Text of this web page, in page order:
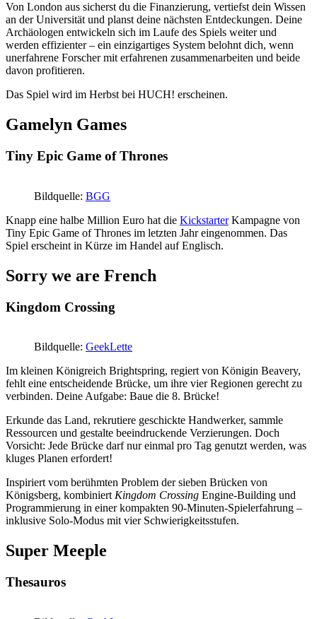
Von London aus sicherst du die Finanzierung, vertiefst dein Wissen
an der Universität und planst deine nächsten Entdeckungen. Deine
Archäologen entwickeln sich im Laufe des Spiels weiter und
werden effizienter – ein einzigartiges System belohnt dich, wenn
unerfahrene Forscher mit erfahrenen zusammenarbeiten und beide
davon profitieren.
Das Spiel wird im Herbst bei HUCH! erscheinen.
Gamelyn Games
Tiny Epic Game of Thrones
Bildquelle: BGG
Knapp eine halbe Million Euro hat die KickstarterKampagne von
Tiny Epic Game of Thrones im letzten Jahr eingenommen. Das
Spiel erscheint in Kürze im Handel auf Englisch.
Sorry we are French
Kingdom Crossing
Bildquelle: GeekLette
Im kleinen Königreich Brightspring, regiert von Königin Beavery,
fehlt eine entscheidende Brücke, um ihre vier Regionen gerecht zu
verbinden. Deine Aufgabe: Baue die 8. Brücke!
Erkunde das Land, rekrutiere geschickte Handwerker, sammle
Ressourcen und gestalte beeindruckende Verzierungen. Doch
Vorsicht: Jede Brücke darf nur einmal pro Tag genutzt werden, was
kluges Planen erfordert!
Inspiriert vom berühmten Problem der sieben Brücken von
Königsberg, kombiniertKingdom Crossing Engine-Building und
Programmierung in einer kompakten 90-Minuten-Spielerfahrung –
inklusive Solo-Modus mit vier Schwierigkeitsstufen.
Super Meeple
Thesauros